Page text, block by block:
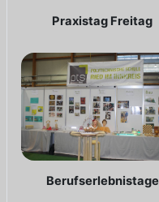
Praxistag Freitag
Berufserlebnistage